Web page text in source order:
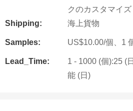
クのカスタマイズ
Shipping:
海上貨物
Samples: US$10.00/個、1
Lead_Time:
1 - 1000 (個):25 (
能 (日)